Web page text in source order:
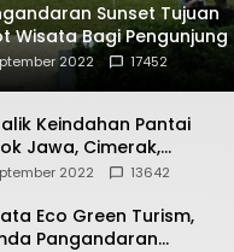
Sunset Tujuan
Wisata Bagi Pengunjung
2022 17452
Keindahan Pantai
Jawa, Cimerak,
2022 13642
Eco Green Turism,
Pangandaran